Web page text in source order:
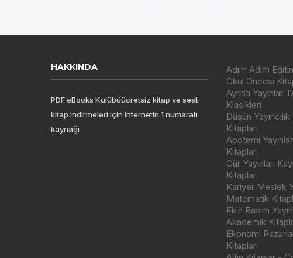
HAKKINDA
PDF eBooks Kulübüücretsiz kitap ve sesli
kitap indirmeleri için internetin 1 numaralı
kaynağı
Adım Adım
Okul Öncesi
Ayrıntı Yayınları
Klasikleri
Düşün
Kitapları
Apotemi
Kitapları
Gür Yayınları
Kitapları
Kariyer Meslek
Matematik
Ekin Basım
Akademik
Ekonomi
Kitapları